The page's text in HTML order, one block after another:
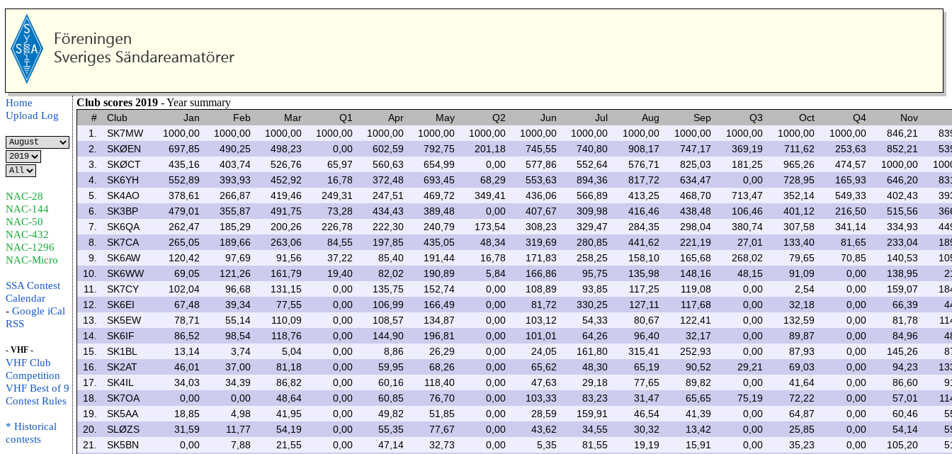
Home
Upload Log
NAC-28
NAC-144
NAC-50
NAC-432
NAC-1296
NAC-Micro
SSA Contest
Calendar
- Google iCal
RSS
- VHF -
VHF Club
Competition
VHF Best of 9
Contest Rules
* Historical
contests
Club scores 2019 - Year summary
# Club Jan Feb Mar Q1 Apr May Q2 Jun Jul Aug Sep Q3 Oct Q4
Nov
1.
SK7MW 1000,00 1000,00 1000,00 1000,00 1000,00 1000,00 1000,00 1000,00 1000,00 1000,00 1000,00 1000,00 1000,00 1000,00 846,21
2.
SKØEN 697,85 490,25 498,23 0,00 602,59 792,75 201,18 745,55 740,80 908,17 747,17 369,19 711,62 253,63 852,21
3.
SKØCT 435,16 403,74 526,76 65,97 560,63 654,99 0,00 577,86 552,64 576,71 825,03 181,25 965,26 474,57 1000,00
4.
SK6YH 552,89 393,93 452,92 16,78 372,48 693,45 68,29 553,63 894,36 817,72 634,47 0,00 728,95 165,93 646,20
5.
SK4AO 378,61 266,87 419,46 249,31 247,51 469,72 349,41 436,06 566,89 413,25 468,70 713,47 352,14 549,33 402,43
6.
SK3BP 479,01 355,87 491,75 73,28 434,43 389,48 0,00 407,67 309,98 416,46 438,48 106,46 401,12 216,50 515,56
7.
SK6QA 262,47 185,29 200,26 226,78 222,30 240,79 173,54 308,23 329,47 284,35 298,04 380,74 307,58 341,14 334,93
8.
SK7CA 265,05 189,66 263,06 84,55 197,85 435,05 48,34 319,69 280,85 441,62 221,19 27,01 133,40 81,65 233,04
9.
SK6AW 120,42 97,69 91,56 37,22 85,40 191,44 16,78 171,83 258,25 158,10 165,68 268,02 79,65 70,85 140,53
10.
SK6WW 69,05 121,26 161,79 19,40 82,02 190,89 5,84 166,86 95,75 135,98 148,16 48,15 91,09 0,00 138,95
11.
SK7CY 102,04 96,68 131,15 0,00 135,75 152,74 0,00 108,89 93,85 117,25 119,08 0,00 2,54 0,00 159,07
12.
SK6EI 67,48 39,34 77,55 0,00 106,99 166,49 0,00 81,72 330,25 127,11 117,68 0,00 32,18 0,00 66,39
13.
SK5EW 78,71 55,14 110,09 0,00 108,57 134,87 0,00 103,12 54,33 80,67 122,41 0,00 132,59 0,00 81,78
14.
SK6IF 86,52 98,54 118,76 0,00 144,90 196,81 0,00 101,01 64,26 96,40 32,17 0,00 89,87 0,00 84,96
15.
SK1BL 13,14 3,74 5,04 0,00 8,86 26,29 0,00 24,05 161,80 315,41 252,93 0,00 87,93 0,00 145,26
16.
SK2AT 46,01 37,00 81,18 0,00 59,95 68,26 0,00 65,62 48,30 65,19 90,52 29,21 69,03 0,00 94,23
17.
SK4IL 34,03 34,39 86,82 0,00 60,16 118,40 0,00 47,63 29,18 77,65 89,82 0,00 41,64 0,00 86,60
18.
SK7OA 0,00 0,00 48,64 0,00 60,85 76,70 0,00 103,33 83,23 31,47 65,65 75,19 72,22 0,00 57,01
19.
SK5AA 18,85 4,98 41,95 0,00 49,82 51,85 0,00 28,59 159,91 46,54 41,39 0,00 64,87 0,00 60,46
20.
SLØZS 31,59 11,77 54,19 0,00 55,35 77,67 0,00 43,62 34,55 30,32 13,42 0,00 25,85 0,00 54,14
21.
SK5BN 0,00 7,88 21,55 0,00 47,14 32,73 0,00 5,35 81,55 19,19 15,91 0,00 35,23 0,00 105,20